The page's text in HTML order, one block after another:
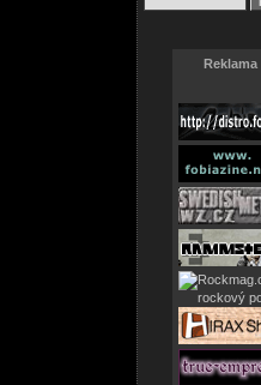
Reklama